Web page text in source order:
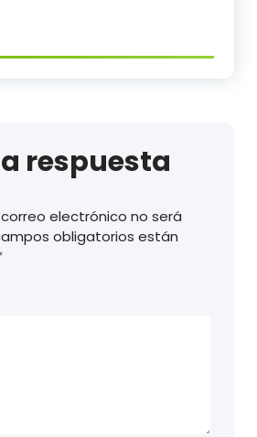
respuesta
electrónico no será
obligatorios están